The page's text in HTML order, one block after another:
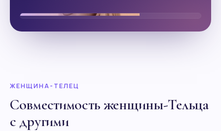
ЖЕНЩИНА-ТЕЛЕЦ
Совместимость женщины-Тельца
с другими